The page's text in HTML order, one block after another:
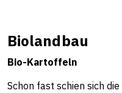
Biolandbau
Bio-Kartoffeln
Schon fast schien sich